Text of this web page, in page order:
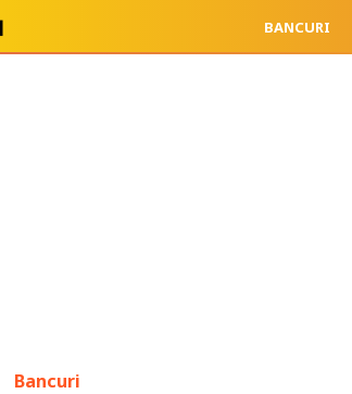
BANCURI
Bancuri